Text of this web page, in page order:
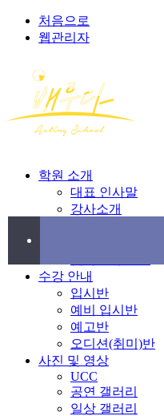
처음으로
웹관리자
학원 소개
대표 인사말
강사소개
수강 안내
입시반
예비 입시반
예고반
오디션(취미)반
사진 및 영상
UCC
공연 갤러리
일상 갤러리